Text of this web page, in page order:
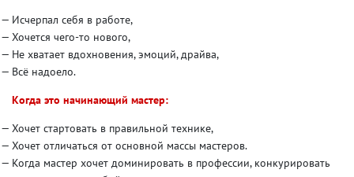
Исчерпал себя в работе,
Хочется чего-то нового,
Не хватает вдохновения, эмоций, драйва,
Всё надоело.
Когда это начинающий мастер:
Хочет стартовать в правильной технике,
Хочет отличаться от основной массы мастеров.
Когда мастер хочет доминировать в профессии, конкурировать